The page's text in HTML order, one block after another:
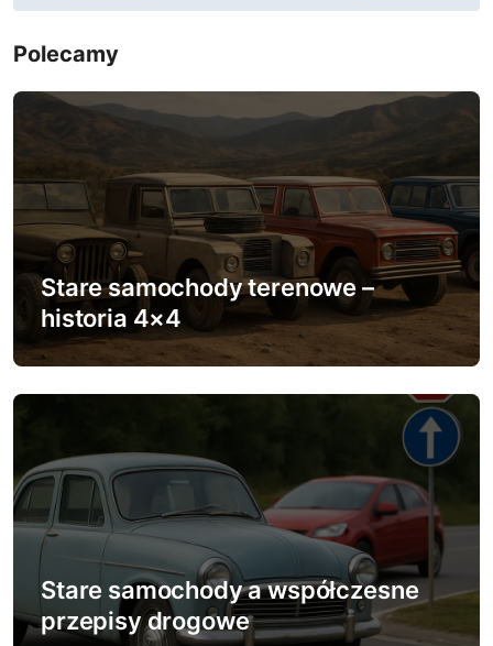
i
g
a
c
j
a
w
p
i
u
Polecamy
Stare samochody terenowe –
historia 4×4
Stare samochody a współczesne
przepisy drogowe